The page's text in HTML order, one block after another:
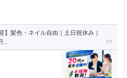
】髪色・ネイル自由｜土日祝休み｜
...